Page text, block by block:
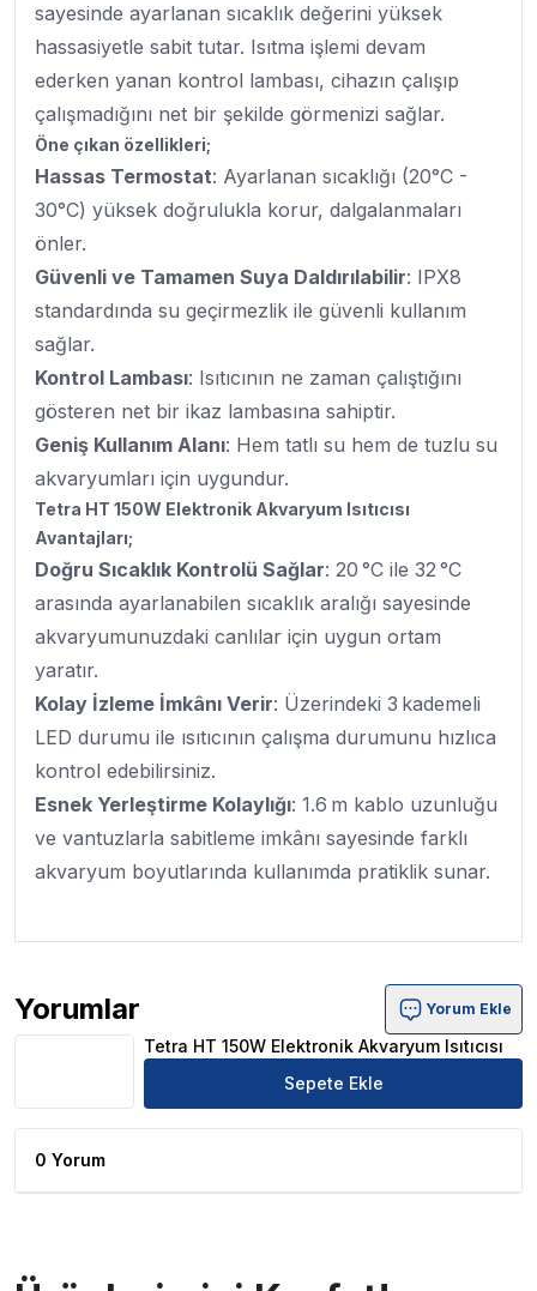
sayesinde ayarlanan sıcaklık değerini yüksek
hassasiyetle sabit tutar. Isıtma işlemi devam
ederken yanan kontrol lambası, cihazın çalışıp
çalışmadığını net bir şekilde görmenizi sağlar.
Öne çıkan özellikleri;
Hassas Termostat: Ayarlanan sıcaklığı (20°C -
30°C) yüksek doğrulukla korur, dalgalanmaları
önler.
Güvenli ve Tamamen Suya Daldırılabilir: IPX8
standardında su geçirmezlik ile güvenli kullanım
sağlar.
Kontrol Lambası: Isıtıcının ne zaman çalıştığını
gösteren net bir ikaz lambasına sahiptir.
Geniş Kullanım Alanı: Hem tatlı su hem de tuzlu su
akvaryumları için uygundur.
Tetra HT 150W Elektronik Akvaryum Isıtıcısı
Avantajları;
Doğru Sıcaklık Kontrolü Sağlar: 20 °C ile 32 °C
arasında ayarlanabilen sıcaklık aralığı sayesinde
akvaryumunuzdaki canlılar için uygun ortam
yaratır.
Kolay İzleme İmkânı Verir: Üzerindeki 3 kademeli
LED durumu ile ısıtıcının çalışma durumunu hızlıca
kontrol edebilirsiniz.
Esnek Yerleştirme Kolaylığı: 1.6 m kablo uzunluğu
ve vantuzlarla sabitleme imkânı sayesinde farklı
akvaryum boyutlarında kullanımda pratiklik sunar.
Yorumlar
Tetra HT 150W Elektronik Akvaryum Isıtıcısı Ürün
Yorum Ekle
Tetra HT 150W Elektronik Akvaryum Isıtıcısı
Sepete Ekle
0 Yorum